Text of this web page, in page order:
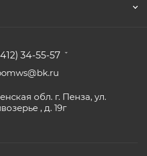
34-55-57
обл. г. Пенза, ул.
, д. 19г